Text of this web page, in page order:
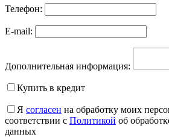
Телефон:
E-mail:
Дополнительная информация:
Купить в кредит
Я согласен на обработку моих
соответствии с Политикой об
данных